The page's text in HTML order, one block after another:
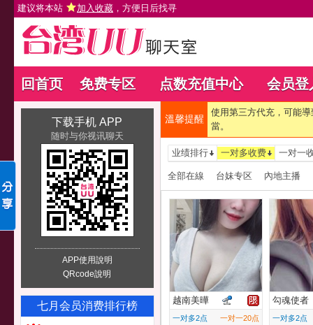
建议将本站 加入收藏 ，方便日后找寻
回首页 免费专区 点数充值中心 会员登
下载手机 APP
随时与你视讯聊天
APP使用說明
QRcode說明
七月会员消费排行榜
溫馨提醒
使用第三方代充，可能
當。
业绩排行 一对多收费 一对一
全部在線 台妹专区 內地主播
越南美曄
一对多2点 一对一20点
勾魂使者
一对多2点